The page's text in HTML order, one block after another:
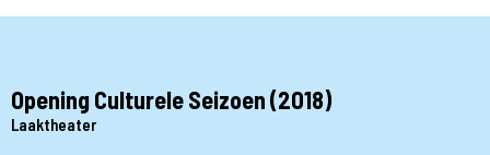
Opening Culturele Seizoen (2018)
Laaktheater